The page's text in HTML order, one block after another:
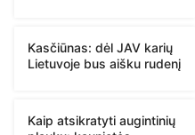
Kasčiūnas: dėl JAV karių
Lietuvoje bus aišku rudenį
Kaip atsikratyti augintinių